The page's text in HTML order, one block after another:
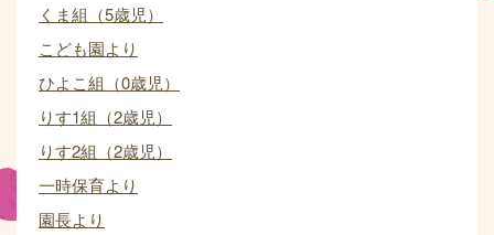
くま組（5歳児）
こども園より
ひよこ組（0歳児）
りす1組（2歳児）
りす2組（2歳児）
一時保育より
園長より